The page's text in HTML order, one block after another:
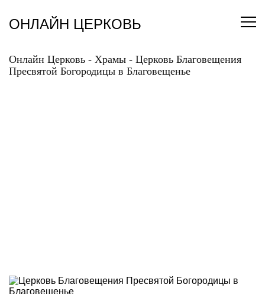
содержанию
ОНЛАЙН ЦЕРКОВЬ
Онлайн Церковь - Храмы - Церковь Благовещения
Пресвятой Богородицы в Благовещенье